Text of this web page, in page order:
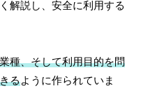
解説し、安全に利用する
種、そして利用目的を問
るように作られていま